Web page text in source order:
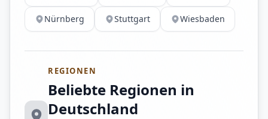
Nürnberg Stuttgart Wiesbaden
REGIONEN
Beliebte Regionen in
Deutschland